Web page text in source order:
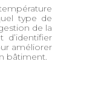
type de
de la
d’identifier
améliorer
bâtiment.